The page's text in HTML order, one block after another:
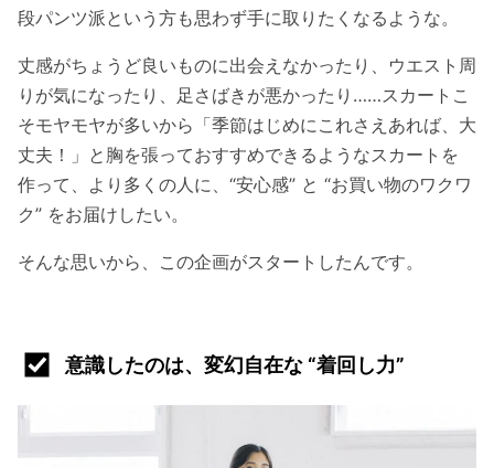
段パンツ派という方も思わず手に取りたくなるような。
丈感がちょうど良いものに出会えなかったり、ウエスト周
りが気になったり、足さばきが悪かったり……スカートこ
そモヤモヤが多いから「季節はじめにこれさえあれば、大
丈夫！」と胸を張っておすすめできるようなスカートを
作って、より多くの人に、“安心感” と “お買い物のワクワ
ク” をお届けしたい。
そんな思いから、この企画がスタートしたんです。
意識したのは、変幻自在な “着回し力”